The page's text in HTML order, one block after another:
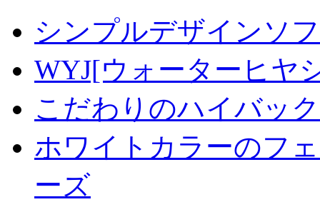
シンプルデザインソ
WYJ[ウォーターヒヤ
こだわりのハイバッ
ホワイトカラーのフ
ーズ